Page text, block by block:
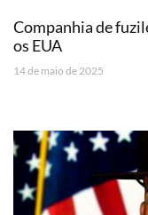
Companhia de
os EUA
14 de maio de 2025